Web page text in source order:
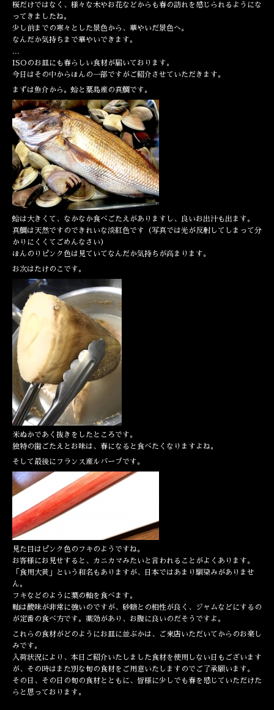
桜だけではなく、様々な木やお花などからも春の訪れを感じられるようにな
ってきましたね。
少し前までの寒々とした景色から、華やいだ景色へ。
なんだか気持ちまで華やいできます。
...
ISOのお皿にも春らしい食材が届いております。
今日はその中からほんの一部ですがご紹介させていただきます。
まずは魚介から。蛤と粟島産の真鯛です。
蛤は大きくて、なかなか食べごたえがありますし、良いお出汁も出ます。
真鯛は天然ですのできれいな淡紅色です（写真では光が反射してしまって分
かりにくくてごめんなさい）
ほんのりピンク色は見ていてなんだか気持ちが高まります。
お次はたけのこです。
米ぬかであく抜きをしたところです。
独特の歯ごたえとお味は、春になると食べたくなりますよね。
そして最後にフランス産ルバーブです。
見た目はピンク色のフキのようですね。
お客様にお見せすると、カニカマみたいと言われることがよくあります。
「食用大黄」という和名もありますが、日本ではあまり馴染みがありませ
ん。
フキなどのように葉の軸を食べます。
軸は酸味が非常に強いのですが、砂糖との相性が良く、ジャムなどにするの
が定番の食べ方です。薬効があり、お腹に良いのだそうですよ。
これらの食材がどのようにお皿に並ぶかは、ご来店いただいてからのお楽し
みです。
入荷状況により、本日ご紹介いたしました食材を使用しない日もございます
が、その時はまた別な旬の食材をご用意いたしますのでご了承願います。
その日、その日の旬の食材とともに、皆様に少しでも春を感じていただけた
らと思っております。